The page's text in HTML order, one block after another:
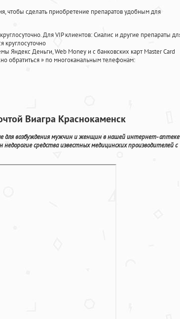
чтобы сделать приобретение препаратов удобным для
Для VIP клиентов: Сиалис и другие препараты
круглосуточно
Яндекс Деньги, Web Money и с банковских карт Master Card
обратиться» по многоканальным телефонам:
Виагра Краснокаменск
для возбуждения мужчин и женщин в нашей интернет- аптеке
средства известных медицинских производителей с